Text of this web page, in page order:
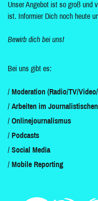
Unser Angebot ist so groß und
ist. Informier Dich noch heute
Bewirb dich bei uns!
Bei uns gibt es:
Moderation (Radio/TV/
Arbeiten im
Onlinejournalismus
Podcasts
Social Media
Mobile Reporting